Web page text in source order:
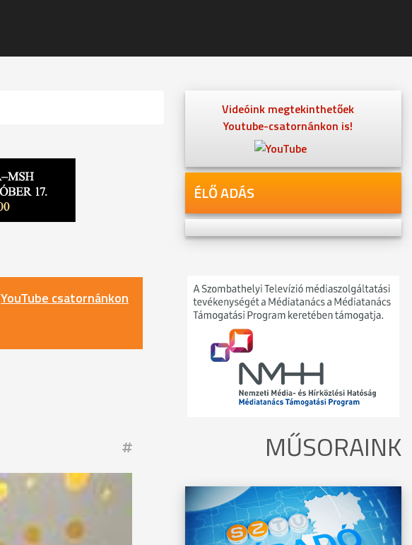
YouTube csatornánkon
Videóink megtekinthetőek
Youtube-csatornánkon is!
ÉLŐ ADÁS
MŰSORAINK